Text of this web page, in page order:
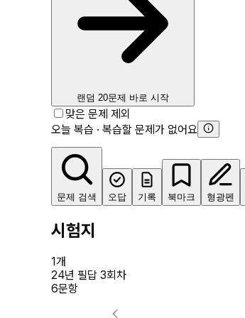
랜덤 20문제 바로 시작
맞은 문제 제외
오늘 복습 · 복습할 문제가 없어요
문제 검색 오답 기록 북마크 형광펜
시험지
1개
24년 필답 3회차
6문항